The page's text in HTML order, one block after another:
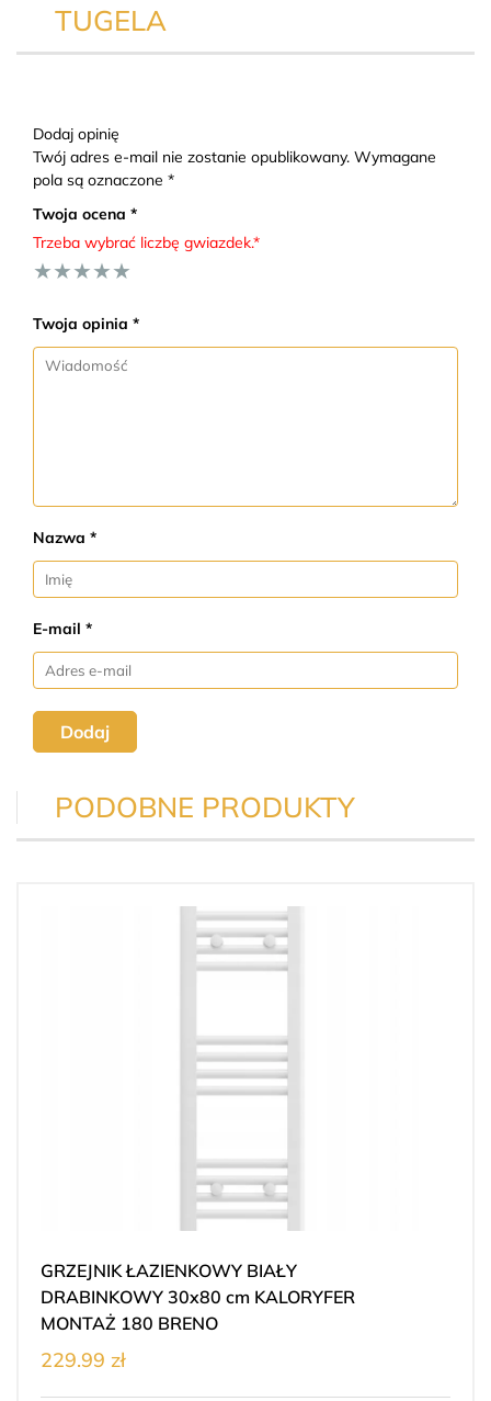
TUGELA
Dodaj opinię
Twój adres e-mail nie zostanie opublikowany. Wymagane
pola są oznaczone *
Twoja ocena *
Trzeba wybrać liczbę gwiazdek.*
★
★
★
★
★
Twoja opinia *
Nazwa *
E-mail *
Dodaj
PODOBNE PRODUKTY
GRZEJNIK ŁAZIENKOWY BIAŁY
DRABINKOWY 30x80 cm KALORYFER
MONTAŻ 180 BRENO
229.99 zł